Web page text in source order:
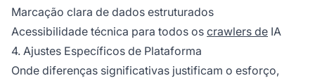
Marcação clara de dados estruturados
Acessibilidade técnica para todos os crawlers de IA
4. Ajustes Específicos de Plataforma
Onde diferenças significativas justificam o esforço,